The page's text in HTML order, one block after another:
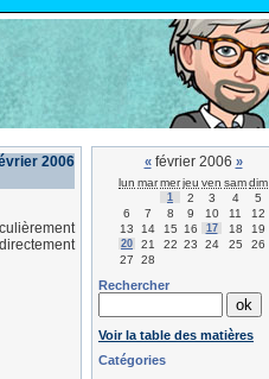
2006 «février 2006 »
lun marmerjeu ven samdim
1 2 3 4
5
6
7 8 9 10 11
12
13
14 15 16 17 18 19
20 21 22 23 24 25
26
27
28
Rechercher
Voir la table des matières
Catégories